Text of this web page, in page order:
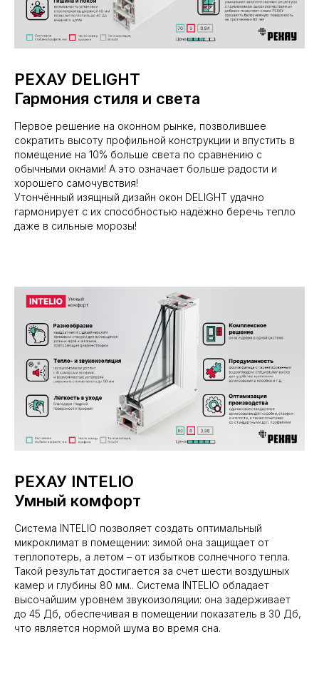
РЕХАУ DELIGHT
Гармония стиля и света
Первое решение на оконном рынке, позволившее
сократить высоту профильной конструкции и впустить в
помещение на 10% больше света по сравнению с
обычными окнами! А это означает больше радости и
хорошего самочувствия!
Утончённый изящный дизайн окон DELIGHT удачно
гармонирует с их способностью надёжно беречь тепло
даже в сильные морозы!
РЕХАУ INTELIO
Умный комфорт
Система INTELIO позволяет создать оптимальный
микроклимат в помещении: зимой она защищает от
теплопотерь, а летом – от избытков солнечного тепла.
Такой результат достигается за счет шести воздушных
камер и глубины 80 мм.. Система INTELIO обладает
высочайшим уровнем звукоизоляции: она задерживает
до 45 Дб, обеспечивая в помещении показатель в 30 Дб,
что является нормой шума во время сна.